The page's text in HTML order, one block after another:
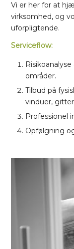
Vi er her for at
virksomhed, og
uforpligtende.
Serviceflow:
områder.
Tilbud på
vinduer,
Professionel
Opfølgning